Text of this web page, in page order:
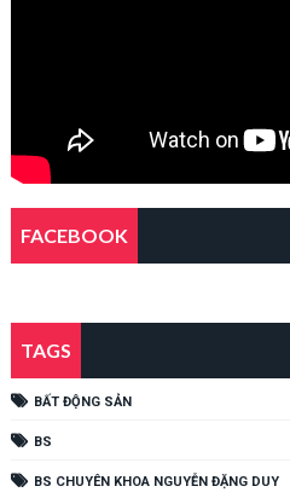
FACEBOOK
TAGS
BẤT ĐỘNG SẢN
BS
BS CHUYÊN KHOA NGUYỄN ĐẶNG DUY